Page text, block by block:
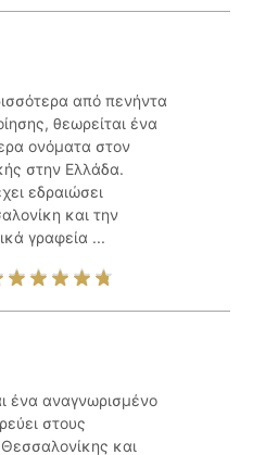
από πενήντα
θεωρείται ένα
ονόματα στον
στην Ελλάδα.
εδραιώσει
και την
γραφεία ...
ένα αναγνωρισμένο
στους
και